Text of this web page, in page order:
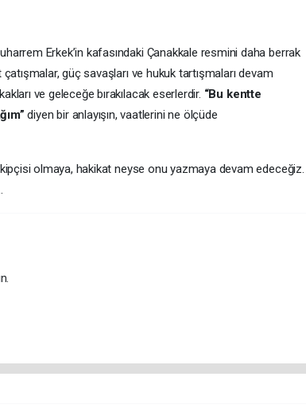
Erkek’in kafasındaki Çanakkale resmini daha berrak
güç savaşları ve hukuk tartışmaları devam
ve geleceğe bırakılacak eserlerdir. “Bu kentte
diyen bir anlayışın, vaatlerini ne ölçüde
olmaya, hakikat neyse onu yazmaya devam edeceğiz.